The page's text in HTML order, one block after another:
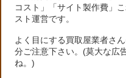
コスト」「サイト製作費」
スト運営です。
よく目にする買取屋業者さ
分ご注意下さい。(莫大な広
ね。)